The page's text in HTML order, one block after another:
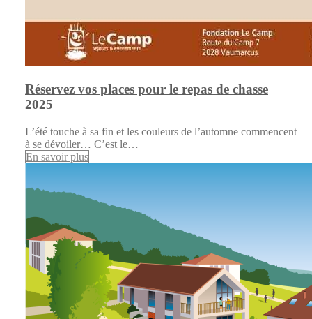
Réservez vos places pour le repas de chasse
2025
L’été touche à sa fin et les couleurs de l’automne commencent
à se dévoiler… C’est le…
En savoir plus